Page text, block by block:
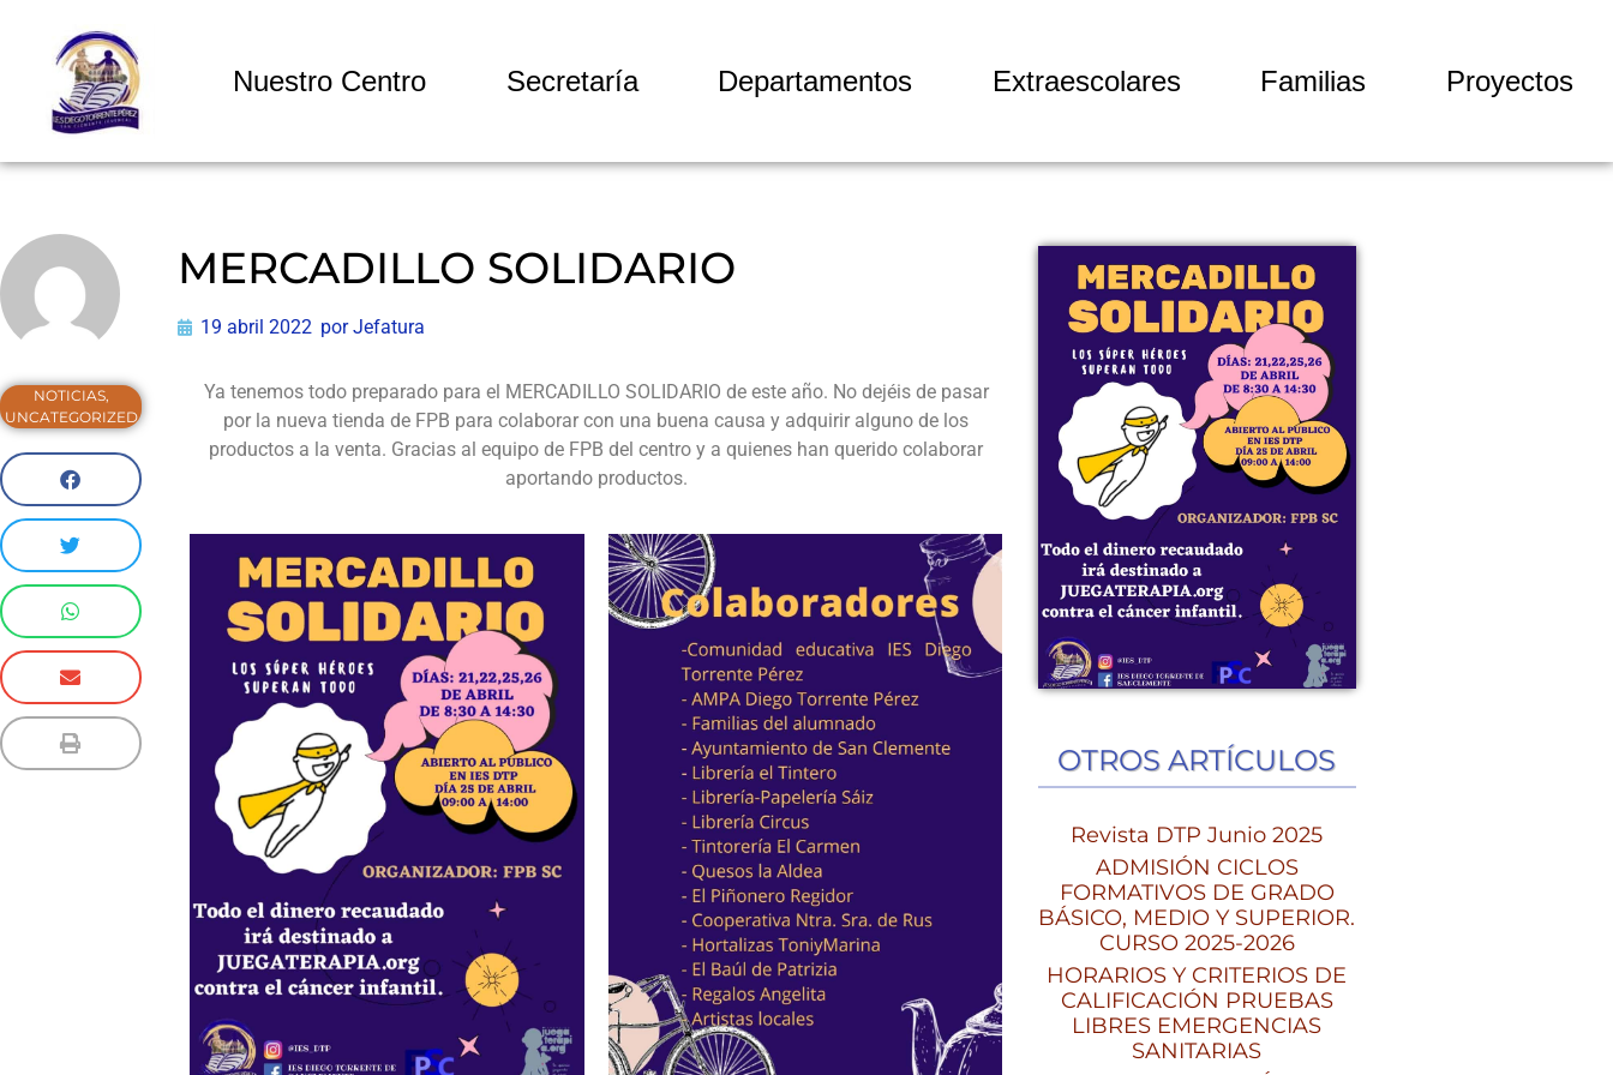
Nuestro Centro Secretaría Departamentos Extraescolares Familias Proyectos
NOTICIAS,
UNCATEGORIZED
MERCADILLO SOLIDARIO
19 abril 2022 porJefatura
Ya tenemos todo preparado para el MERCADILLO SOLIDARIO de este año. No dejéis de pasar
por la nueva tienda de FPB para colaborar con una buena causa y adquirir alguno de los
productos a la venta. Gracias al equipo de FPB del centro y a quienes han querido colaborar
aportando productos.
OTROS ARTÍCULOS
Revista DTP Junio 2025
ADMISIÓN CICLOS
FORMATIVOS DE GRADO
BÁSICO, MEDIO Y SUPERIOR.
CURSO 2025-2026
HORARIOS Y CRITERIOS DE
CALIFICACIÓN PRUEBAS
LIBRES EMERGENCIAS
SANITARIAS